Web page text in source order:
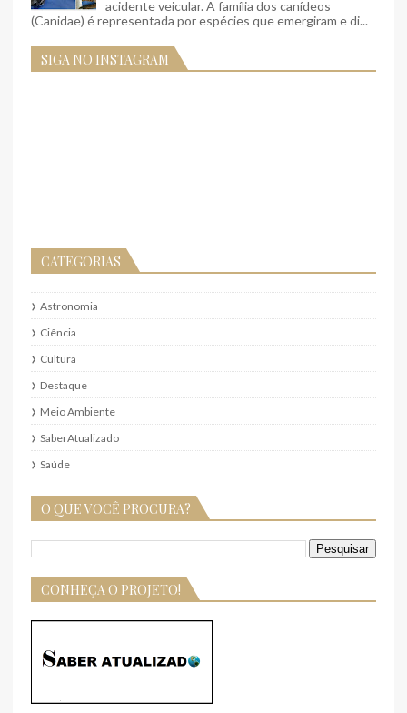
acidente veicular. A família dos canídeos
(Canidae) é representada por espécies que emergiram e di...
SIGA NO INSTAGRAM
CATEGORIAS
Astronomia
Ciência
Cultura
Destaque
Meio Ambiente
SaberAtualizado
Saúde
O QUE VOCÊ PROCURA?
CONHEÇA O PROJETO!